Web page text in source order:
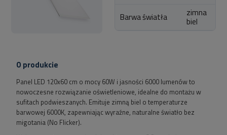
Barwa światła
zimna
biel
O produkcie
Panel LED 120x60 cm o mocy 60W i jasności 6000 lumenów to
nowoczesne rozwiązanie oświetleniowe, idealne do montażu w
sufitach podwieszanych. Emituje zimną biel o temperaturze
barwowej 6000K, zapewniając wyraźne, naturalne światło bez
migotania (No Flicker).